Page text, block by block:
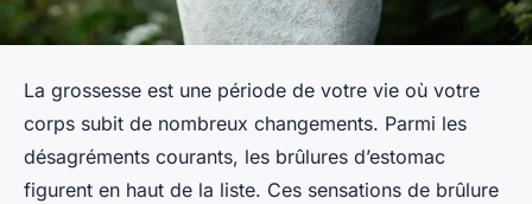
La grossesse est une période de votre vie où votre
corps subit de nombreux changements. Parmi les
désagréments courants, les brûlures d’estomac
figurent en haut de la liste. Ces sensations de brûlure